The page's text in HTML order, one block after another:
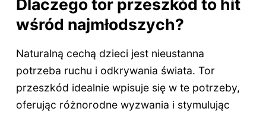
Dlaczego tor przeszkód to hit
wśród najmłodszych?
Naturalną cechą dzieci jest nieustanna
potrzeba ruchu i odkrywania świata. Tor
przeszkód idealnie wpisuje się w te potrzeby,
oferując różnorodne wyzwania i stymulując